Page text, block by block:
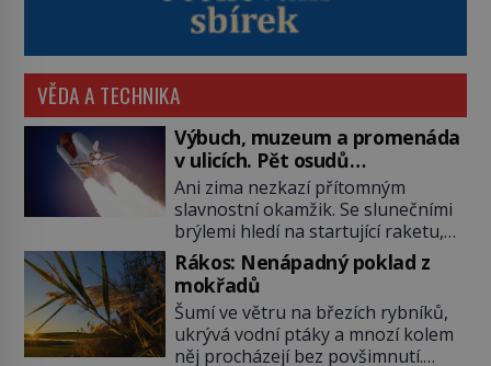
VĚDA A TECHNIKA
Výbuch, muzeum a promenáda
v ulicích. Pět osudů
nejslavnějších raketoplánů
Ani zima nezkazí přítomným
slavnostní okamžik. Se slunečními
brýlemi hledí na startující raketu,
která má do vesmíru vynést kromě
posádky také obyčejnou učitelku.
Po několika sekundách všem
ztuhnou úsměvy, stroj totiž
exploduje. Jejich konstrukce není
Rákos: Nenápadný poklad z
mokřadů
Šumí ve větru na březích rybníků,
ukrývá vodní ptáky a mnozí kolem
něj procházejí bez povšimnutí.